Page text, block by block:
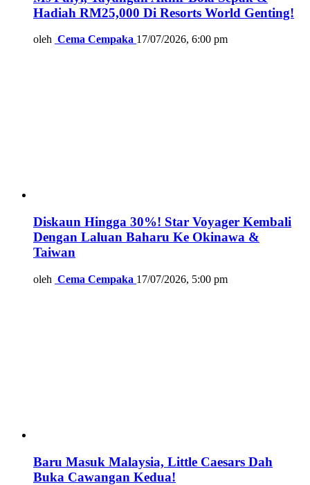
Hadiah RM25,000 Di Resorts World Genting!
oleh Cema Cempaka 17/07/2026, 6:00 pm
Diskaun Hingga 30%! Star Voyager Kembali
Dengan Laluan Baharu Ke Okinawa &
Taiwan
oleh Cema Cempaka 17/07/2026, 5:00 pm
Baru Masuk Malaysia, Little Caesars Dah
Buka Cawangan Kedua!